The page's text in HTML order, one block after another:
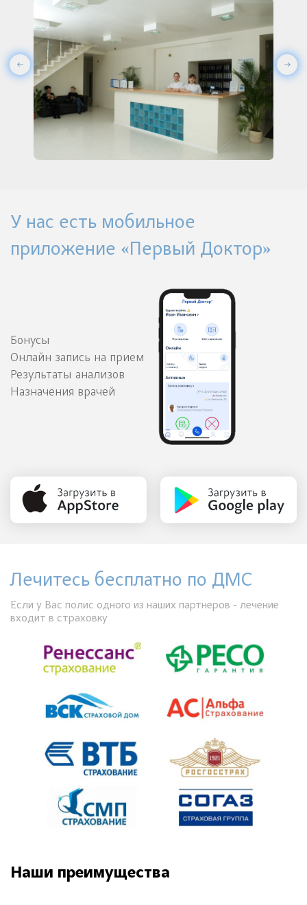
У нас есть мобильное
приложение «Первый Доктор»
Бонусы
Онлайн запись на прием
Результаты анализов
Назначения врачей
Лечитесь бесплатно по ДМС
Если у Вас полис одного из наших партнеров - лечение
входит в страховку
Наши преимущества